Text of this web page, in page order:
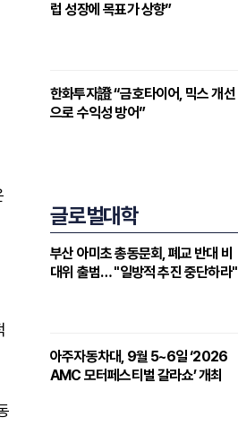
럽 성장에 목표가 상향”
한화투자證 “금호타이어, 믹스 개선
으로 수익성 방어”
글로벌대학
부산 아미초 총동문회, 폐교 반대 비
대위 출범… "일방적 추진 중단하라"
아주자동차대, 9월 5~6일 ‘2026
AMC 모터페스티벌 갈라쇼’ 개최